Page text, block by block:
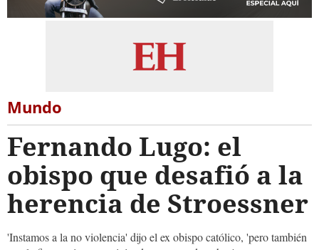
Mundo
Fernando Lugo: el
obispo que desafió a la
herencia de Stroessner
'Instamos a la no violencia' dijo el ex obispo católico, 'pero también